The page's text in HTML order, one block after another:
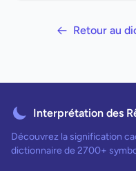
Retour au
Interprétation des
Découvrez la signification
dictionnaire de 2700+